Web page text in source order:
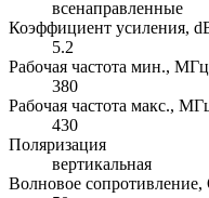
всенаправленные
Коэффициент усиления,
5.2
Рабочая частота мин., МГц
380
Рабочая частота макс.,
430
Поляризация
вертикальная
Волновое